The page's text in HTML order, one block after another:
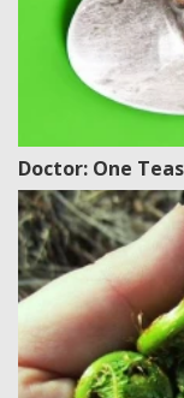
Doctor: One